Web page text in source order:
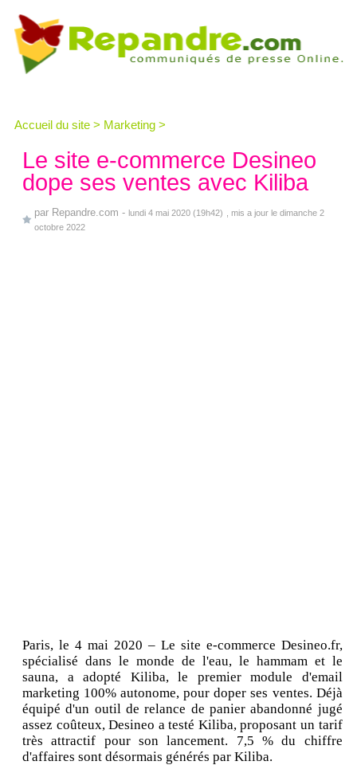
Accueil du site > Marketing >
Le site e-commerce Desineo
dope ses ventes avec Kiliba
par Repandre.com - lundi 4 mai 2020 (19h42)
, mis a jour le dimanche 2
octobre 2022
Paris, le 4 mai 2020 – Le site e-commerce Desineo.fr,
spécialisé dans le monde de l'eau, le hammam et le
sauna, a adopté Kiliba, le premier module d'email
marketing 100% autonome, pour doper ses ventes. Déjà
équipé d'un outil de relance de panier abandonné jugé
assez coûteux, Desineo a testé Kiliba, proposant un tarif
très attractif pour son lancement. 7,5 % du chiffre
d'affaires sont désormais générés par Kiliba.